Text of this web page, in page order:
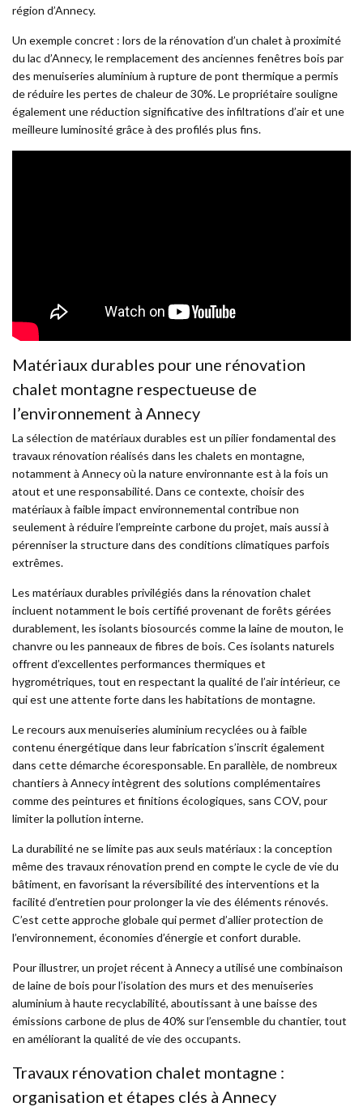
région d’Annecy.
Un exemple concret : lors de la rénovation d’un chalet à proximité
du lac d’Annecy, le remplacement des anciennes fenêtres bois par
des menuiseries aluminium à rupture de pont thermique a permis
de réduire les pertes de chaleur de 30%. Le propriétaire souligne
également une réduction significative des infiltrations d’air et une
meilleure luminosité grâce à des profilés plus fins.
Matériaux durables pour une rénovation
chalet montagne respectueuse de
l’environnement à Annecy
La sélection de matériaux durables est un pilier fondamental des
travaux rénovation réalisés dans les chalets en montagne,
notamment à Annecy où la nature environnante est à la fois un
atout et une responsabilité. Dans ce contexte, choisir des
matériaux à faible impact environnemental contribue non
seulement à réduire l’empreinte carbone du projet, mais aussi à
pérenniser la structure dans des conditions climatiques parfois
extrêmes.
Les matériaux durables privilégiés dans la rénovation chalet
incluent notamment le bois certifié provenant de forêts gérées
durablement, les isolants biosourcés comme la laine de mouton, le
chanvre ou les panneaux de fibres de bois. Ces isolants naturels
offrent d’excellentes performances thermiques et
hygrométriques, tout en respectant la qualité de l’air intérieur, ce
qui est une attente forte dans les habitations de montagne.
Le recours aux menuiseries aluminium recyclées ou à faible
contenu énergétique dans leur fabrication s’inscrit également
dans cette démarche écoresponsable. En parallèle, de nombreux
chantiers à Annecy intègrent des solutions complémentaires
comme des peintures et finitions écologiques, sans COV, pour
limiter la pollution interne.
La durabilité ne se limite pas aux seuls matériaux : la conception
même des travaux rénovation prend en compte le cycle de vie du
bâtiment, en favorisant la réversibilité des interventions et la
facilité d’entretien pour prolonger la vie des éléments rénovés.
C’est cette approche globale qui permet d’allier protection de
l’environnement, économies d’énergie et confort durable.
Pour illustrer, un projet récent à Annecy a utilisé une combinaison
de laine de bois pour l’isolation des murs et des menuiseries
aluminium à haute recyclabilité, aboutissant à une baisse des
émissions carbone de plus de 40% sur l’ensemble du chantier, tout
en améliorant la qualité de vie des occupants.
Travaux rénovation chalet montagne :
organisation et étapes clés à Annecy